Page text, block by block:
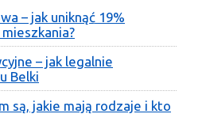
– jak uniknąć 19%
– jak legalnie
Belki
są, jakie mają rodzaje i kto